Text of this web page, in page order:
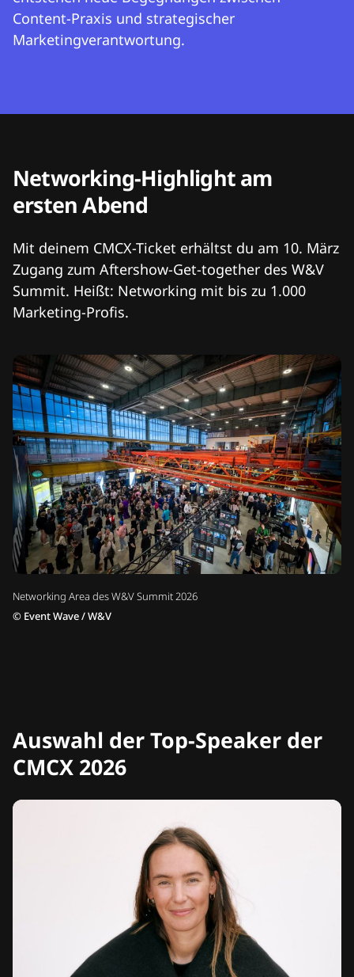
Content-Praxis und strategischer
Marketingverantwortung.
Networking Area des W&V Summit 2026
© Event Wave / W&V
Networking-Highlight am
ersten Abend
Mit deinem CMCX-Ticket erhältst du am 10. März
Zugang zum Aftershow-Get-together des W&V
Summit. Heißt: Networking mit bis zu 1.000
Marketing-Profis.
Auswahl der Top-Speaker der
CMCX 2026